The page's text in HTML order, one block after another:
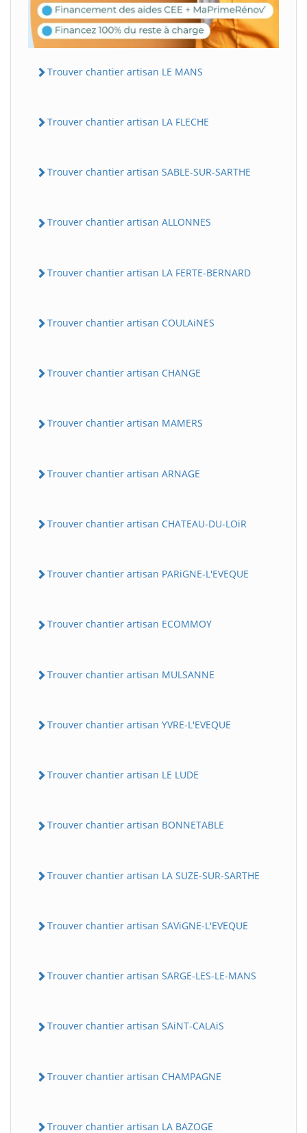
Trouver chantier artisan LE MANS
Trouver chantier artisan LA FLECHE
Trouver chantier artisan SABLE-SUR-SARTHE
Trouver chantier artisan ALLONNES
Trouver chantier artisan LA FERTE-BERNARD
Trouver chantier artisan COULAiNES
Trouver chantier artisan CHANGE
Trouver chantier artisan MAMERS
Trouver chantier artisan ARNAGE
Trouver chantier artisan CHATEAU-DU-LOiR
Trouver chantier artisan PARiGNE-L'EVEQUE
Trouver chantier artisan ECOMMOY
Trouver chantier artisan MULSANNE
Trouver chantier artisan YVRE-L'EVEQUE
Trouver chantier artisan LE LUDE
Trouver chantier artisan BONNETABLE
Trouver chantier artisan LA SUZE-SUR-SARTHE
Trouver chantier artisan SAViGNE-L'EVEQUE
Trouver chantier artisan SARGE-LES-LE-MANS
Trouver chantier artisan SAiNT-CALAiS
Trouver chantier artisan CHAMPAGNE
Trouver chantier artisan LA BAZOGE